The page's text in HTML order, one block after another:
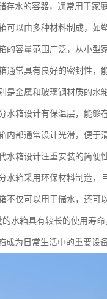
存水的容器，通常用于家
可以由多种材料制成，如
的容量范围广泛，从小型
通常具有良好的密封性，
是金属和玻璃钢材质的水
水箱设计有保温层，能够
内部通常设计光滑，便于
水箱设计注重安装的简便
水箱采用环保材料制造，
不仅可以用于储水，还可
水箱具有较长的使用寿
成为日常生活中的重要设